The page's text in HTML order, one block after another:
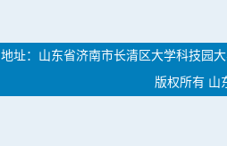
地址：山东省济南市长清区大学科技园
版权所有 山